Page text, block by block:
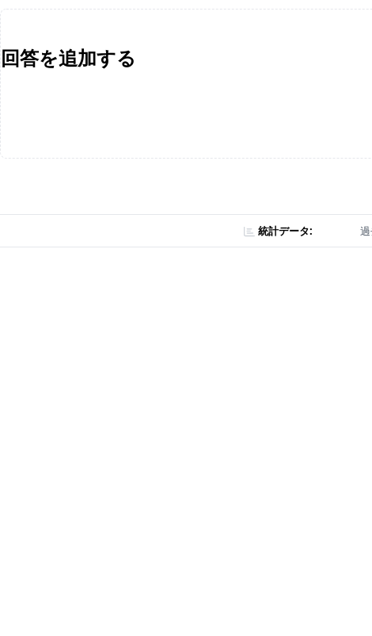
回答を追加する
統計データ: